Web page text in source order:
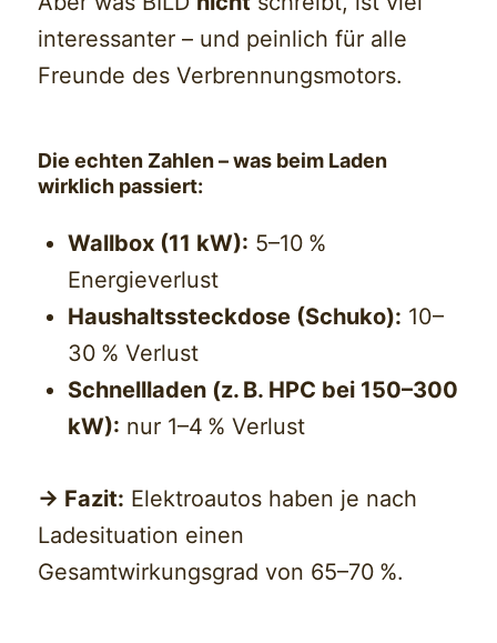
interessanter – und peinlich für alle
Freunde des Verbrennungsmotors.
Die echten Zahlen – was beim Laden
wirklich passiert:
Wallbox (11 kW): 5–10 %
Energieverlust
Haushaltssteckdose (Schuko): 10–
30 % Verlust
Schnellladen (z. B. HPC bei 150–300
kW): nur 1–4 % Verlust
→ Fazit: Elektroautos haben je nach
Ladesituation einen
Gesamtwirkungsgrad von 65–70 %.